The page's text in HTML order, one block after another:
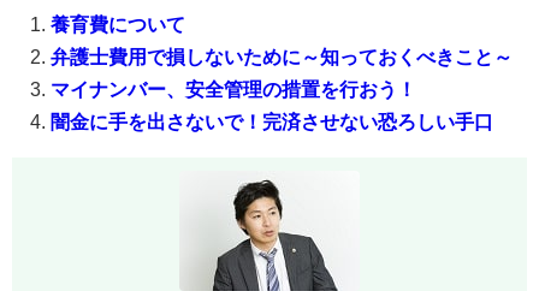
養育費について
弁護士費用で損しないために～知っておくべきこと～
マイナンバー、安全管理の措置を行おう！
闇金に手を出さないで！完済させない恐ろしい手口